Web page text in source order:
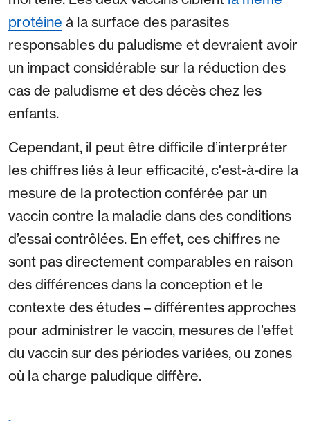
protéine à la surface des parasites
responsables du paludisme et devraient avoir
un impact considérable sur la réduction des
cas de paludisme et des décès chez les
enfants.
Cependant, il peut être difficile d’interpréter
les chiffres liés à leur efficacité, c'est-à-dire la
mesure de la protection conférée par un
vaccin contre la maladie dans des conditions
d’essai contrôlées. En effet, ces chiffres ne
sont pas directement comparables en raison
des différences dans la conception et le
contexte des études – différentes approches
pour administrer le vaccin, mesures de l’effet
du vaccin sur des périodes variées, ou zones
où la charge paludique diffère.